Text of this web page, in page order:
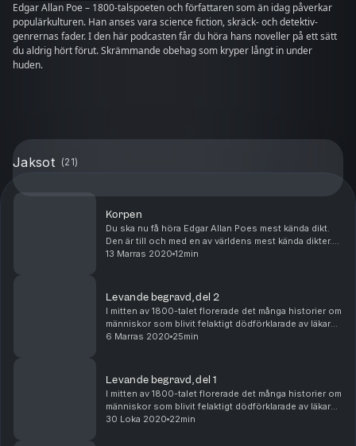
Edgar Allan Poe – 1800-talspoeten och författaren som än idag påverkar
populärkulturen. Han anses vara science fiction, skräck- och detektiv-
genrernas fader. I den här podcasten får du höra hans noveller på ett sätt
du aldrig hört förut. Skrämmande obehag som kryper långt in under
huden.
Jaksot (21)
Korpen
Du ska nu få höra Edgar Allan Poes mest kända dikt.
Den är till och med en av världens mest kända dikter.
The raven, Korpen. Den handlar om en sorgtyngd man
13 Marras 2020 12min
Levande begravd, del 2
I mitten av 1800-talet florerade det många historier om
människor som blivit felaktigt dödförklarade av läkare
och därefter begravda levande. Du ska nu få höra vår
6 Marras 2020 25min
Levande begravd, del 1
I mitten av 1800-talet florerade det många historier om
människor som blivit felaktigt dödförklarade av läkare
och därefter begravda levande. Det tog
30 Loka 2020 22min